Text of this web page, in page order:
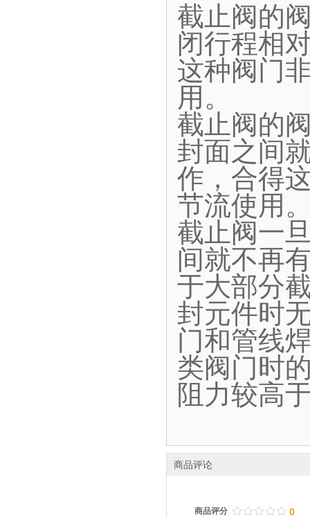
截止阀的
闭行程相
这种阀门
用。
截止阀的
封面之间
作，合得
节流使用
截止阀一
间就不再
于大部分
封元件时
门和管线
类阀门时
阻力较高
商品评论
商品评分 / / / / /
. . . . . 0